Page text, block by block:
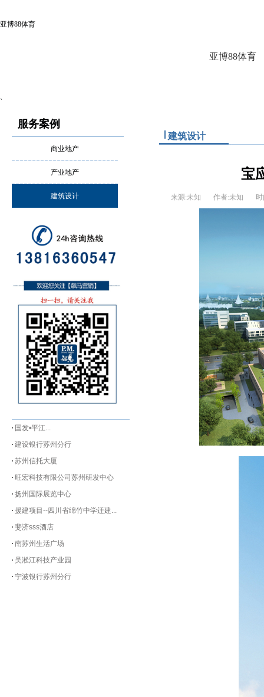
亚博88体育
亚博88体育
`
服务案例
商业地产
产业地产
建筑设计
国发•平江...
建设银行苏州分行
苏州信托大厦
旺宏科技有限公司苏州研发中心
扬州国际展览中心
援建项目--四川省绵竹中学迁建...
斐济sss酒店
南苏州生活广场
吴淞江科技产业园
宁波银行苏州分行
建筑设计
宝
来源:未知 作者:未知